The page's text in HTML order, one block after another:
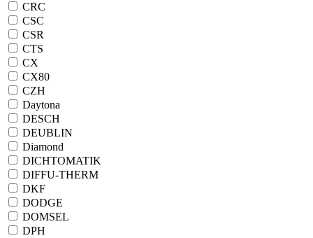
CRC
CSC
CSR
CTS
CX
CX80
CZH
Daytona
DESCH
DEUBLIN
Diamond
DICHTOMATIK
DIFFU-THERM
DKF
DODGE
DOMSEL
DPH